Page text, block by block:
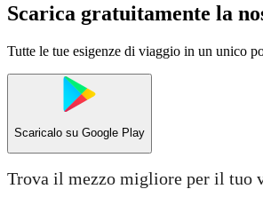
Scarica gratuitamente la
Tutte le tue esigenze di viaggio in un unico
Scaricalo su Google Play
Trova il mezzo migliore per il tuo